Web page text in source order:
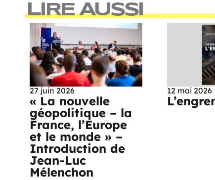
LIRE AUSSI
27 juin 2026
« La nouvelle
géopolitique – la
France, l’Europe
et le monde » –
Introduction de
Jean-Luc
Mélenchon
12 mai 2026